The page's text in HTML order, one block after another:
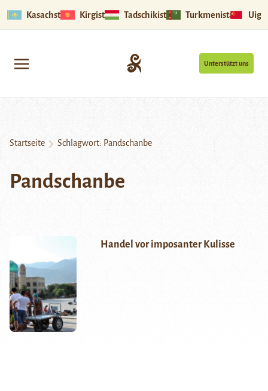
Kasachstan Kirgistan Tadschikistan Turkmenistan
Unterstützt uns
Startseite Schlagwort: Pandschanbe
Pandschanbe
Handel vor imposanter Kulisse